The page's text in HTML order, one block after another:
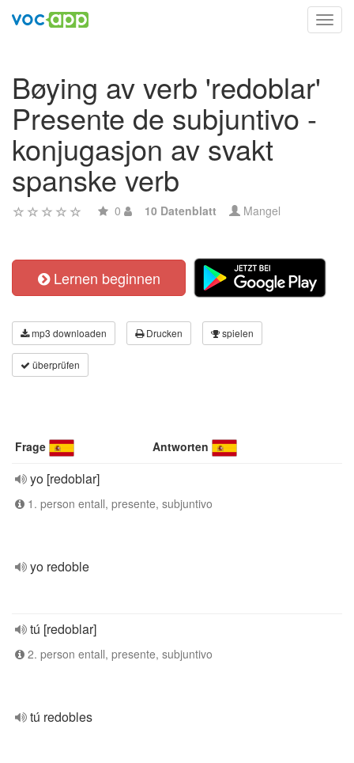
Bøying av verb 'redoblar'
Presente de subjuntivo -
konjugasjon av svakt
spanske verb
0 10 Datenblatt Mangel
Lernen beginnen
mp3 downloaden Drucken spielen
überprüfen
Frage Antworten
yo [redoblar]
1. person entall, presente, subjuntivo
yo redoble
tú [redoblar]
2. person entall, presente, subjuntivo
tú redobles